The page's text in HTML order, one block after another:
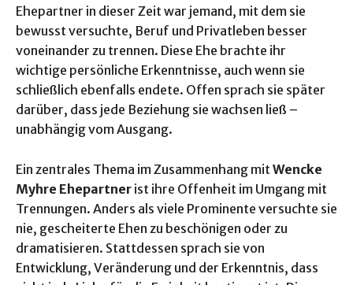
Ehepartner in dieser Zeit war jemand, mit dem sie
bewusst versuchte, Beruf und Privatleben besser
voneinander zu trennen. Diese Ehe brachte ihr
wichtige persönliche Erkenntnisse, auch wenn sie
schließlich ebenfalls endete. Offen sprach sie später
darüber, dass jede Beziehung sie wachsen ließ –
unabhängig vom Ausgang.
Ein zentrales Thema im Zusammenhang mit Wencke
Myhre Ehepartner ist ihre Offenheit im Umgang mit
Trennungen. Anders als viele Prominente versuchte sie
nie, gescheiterte Ehen zu beschönigen oder zu
dramatisieren. Stattdessen sprach sie von
Entwicklung, Veränderung und der Erkenntnis, dass